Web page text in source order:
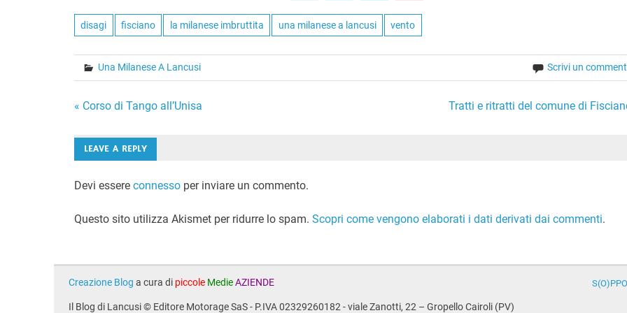
disagi fisciano la milanese imbruttita una milanese a lancusi vento
Una Milanese A Lancusi Scrivi un
Navigazione
articoli
« Corso di Tango all’Unisa Tratti e ritratti del comune di
LEAVE A REPLY
Devi essere connessoper inviare un commento.
Questo sito utilizza Akismet per ridurre lo spam. Scopri come vengono elaborati i dati derivati dai commenti.
Creazione Blog a cura di piccole MedieAZIENDE
Il Blog di Lancusi © Editore Motorage SaS - P.IVA 02329260182 - viale Zanotti, 22 – Gropello Cairoli (PV)